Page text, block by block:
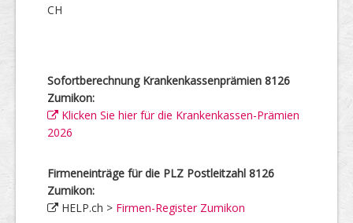
CH
Sofortberechnung Krankenkassenprämien 8126
Zumikon:
Klicken Sie hier für die Krankenkassen-Prämien
2026
Firmeneinträge für die PLZ Postleitzahl 8126
Zumikon:
HELP.ch > Firmen-Register Zumikon